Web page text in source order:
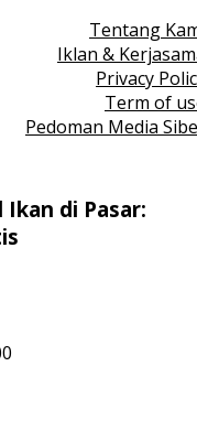
Tentang
Iklan &
Privacy
Term of
Pedoman Media
di Pasar: